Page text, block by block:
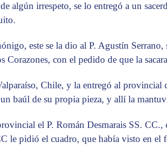
algún irrespeto, se lo entregó a un
este se la dio al P. Agustín Serrano,
Corazones, con el pedido de que la
Chile, y la entregó al provincial
baúl de su propia pieza, y allí la
el P. Román Desmarais SS. CC.,
le pidió el cuadro, que había visto en el